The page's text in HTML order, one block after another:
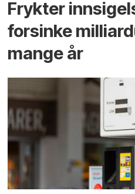
Frykter
forsinke
mange år